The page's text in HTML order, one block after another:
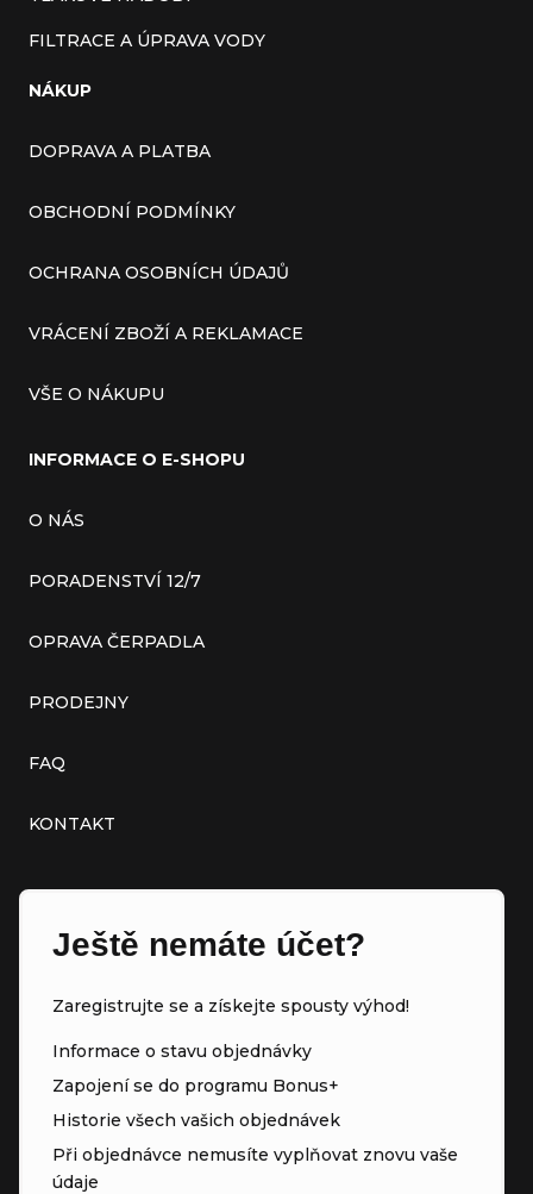
FILTRACE A ÚPRAVA VODY
NÁKUP
DOPRAVA A PLATBA
OBCHODNÍ PODMÍNKY
OCHRANA OSOBNÍCH ÚDAJŮ
VRÁCENÍ ZBOŽÍ A REKLAMACE
VŠE O NÁKUPU
INFORMACE O E-SHOPU
O NÁS
PORADENSTVÍ 12/7
OPRAVA ČERPADLA
PRODEJNY
FAQ
KONTAKT
Ještě nemáte účet?
Zaregistrujte se a získejte spousty výhod!
Informace o stavu objednávky
Zapojení se do programu Bonus+
Historie všech vašich objednávek
Při objednávce nemusíte vyplňovat znovu vaše
údaje